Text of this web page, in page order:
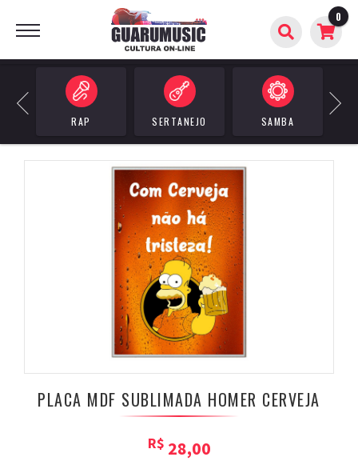
0
Previous
RAP SERTANEJO SAMBA
Next
BUSCAR
PLACA MDF SUBLIMADA HOMER CERVEJA
R$ 28,00